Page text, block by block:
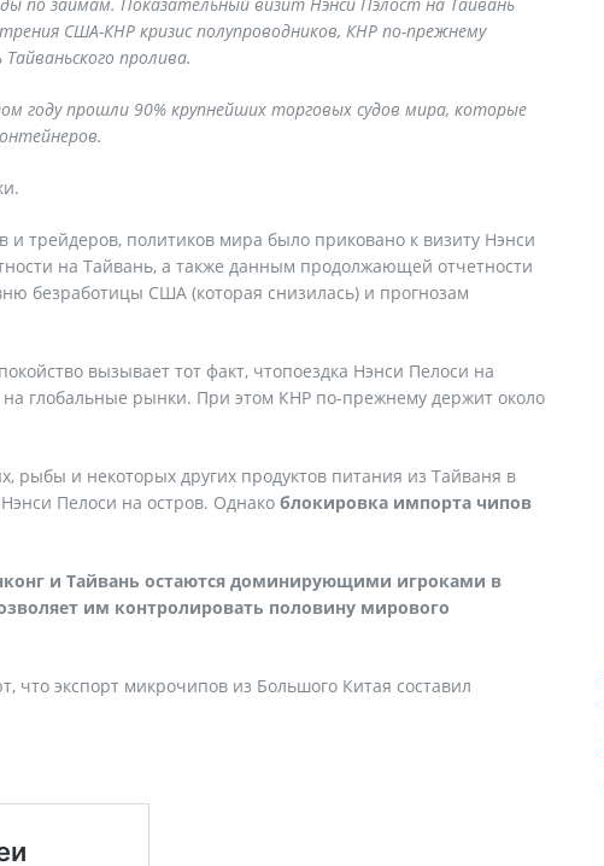
США-КНР кризис полупроводников, КНР по-прежнему
пролива.
году прошли 90% крупнейших торговых судов мира, которые
трейдеров, политиков мира было приковано к визиту Нэнси
на Тайвань, а также данным продолжающей отчетности
безработицы США (которая снизилась) и прогнозам
вызывает тот факт, чтопоездка Нэнси Пелоси на
на глобальные рынки. При этом КНР по-прежнему держит около
рыбы и некоторых других продуктов питания из Тайваня в
Пелоси на остров. Однако блокировка импорта чипов
и Тайвань остаются доминирующими игроками в
им контролировать половину мирового
что экспорт микрочипов из Большого Китая составил